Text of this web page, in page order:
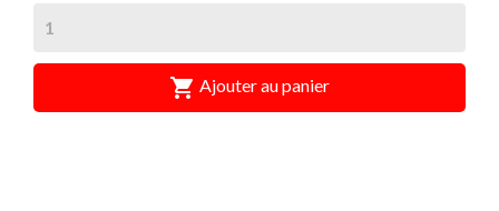
 Ajouter au panier